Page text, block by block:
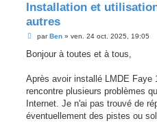
Installation et
autres
M
s
g
parBen» ven. 24 oct. 2025, 19:05
Bonjour à toutes et à tous,
Après avoir installé LMDE Faye
rencontre plusieurs problèmes
Internet. Je n'ai pas trouvé de
éventuellement des pistes ou